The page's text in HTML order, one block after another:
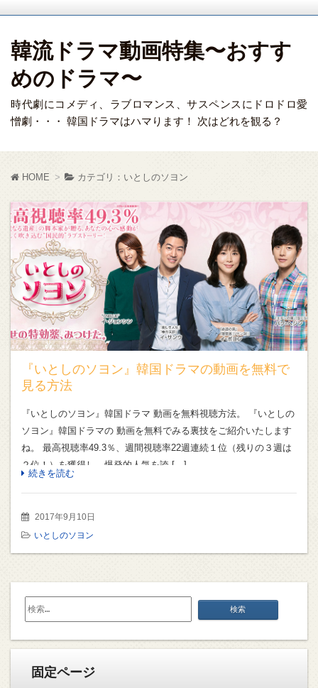
韓流ドラマ動画特集〜おすす
めのドラマ〜
時代劇にコメディ、ラブロマンス、サスペンスにドロドロ愛
憎劇・・・ 韓国ドラマはハマります！ 次はどれを観る？
HOME カテゴリ：いとしのソヨン
『いとしのソヨン』韓国ドラマの動画を無料で
見る方法
『いとしのソヨン』韓国ドラマ 動画を無料視聴方法。 『いとしの
ソヨン』韓国ドラマの 動画を無料でみる裏技をご紹介いたします
ね。 最高視聴率49.3％、週間視聴率22週連続１位（残りの３週は
２位！）を獲得し、爆発的人気を誇 […]
続きを読む
2017年9月10日
いとしのソヨン
検
固定ページ